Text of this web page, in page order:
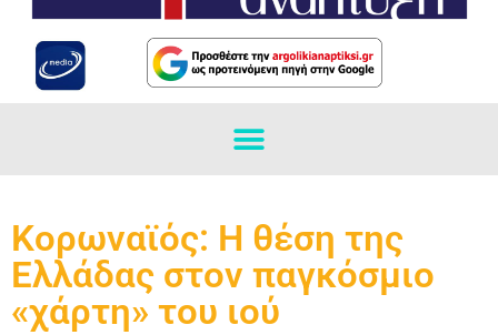
Κορωναϊός: Η θέση της
Ελλάδας στον παγκόσμιο
«χάρτη» του ιού